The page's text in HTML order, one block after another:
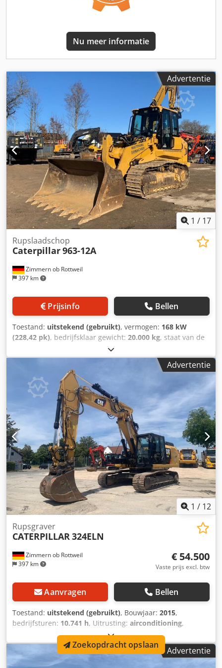
Nu meer informatie
Advertentie
1 / 17
Zimmern ob Rottweil
397 km
Rupslaadschop
Caterpillar963-12A
Prijsinfo Bellen
Toestand: uitstekend (gebruikt), vermogen: 168 kW
(228,42 pk), bedrijfsklaar gewicht: 20.000 kg, staat van de
2022, bedrijfsturen:
Uitrusting:airconditioning, CATERPILLAR 963-12A
Bouwjaar: 2022 Bedrijfsuren: 2.110 uur Gesloten cabine
Airconditioning Radio Achteruitrijcamera Credpfxjyidn To
Alyof Centrale smering Bak met tanden Onderwagen ca.
90% over Schoenbreedte: 550 mm CAT C7.1 motor met
168,9 kW Ripperklep CE/EPA Bedrijfsgewicht: 20 ton.
Advertentie
1 / 12
Zimmern ob Rottweil
397 km
Rupsgraver
CATERPILLAR324ELN
€ 54.500
Vaste prijs excl. btw
Aanvragen Bellen
Toestand: uitstekend (gebruikt), Bouwjaar: 2015,
bedrijfsturen: 10.741 h, Uitrusting: airconditioning,
CATERPILLAR 324ELN Bouwjaar 2015 Bedrijfstijden: 10.741
uur Afgesloten cabine Airconditioning Radio
Achteruitrijcamera Verstelbare giek Gieklengte: 3,10 m
Csdpfx Aezl Dt Nelyorf Volledige hydraulische leidingen
Advertentie
Zoekopdracht opslaan